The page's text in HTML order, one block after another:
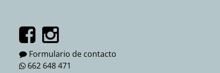
Formulario de contacto
662 648 471